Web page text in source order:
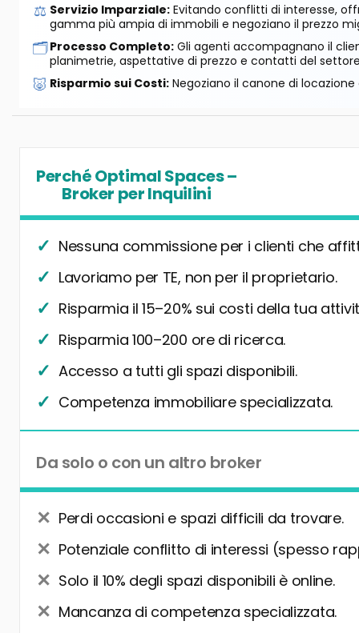
⚖️ Servizio Imparziale: Evitando conflitti di interesse,
gamma più ampia di immobili e negoziano il prezzo
🗂️Processo Completo: Gli agenti accompagnano il
planimetrie, aspettative di prezzo e contatti del
🐷 Risparmio sui Costi: Negoziano il canone di
Perché Optimal Spaces –
Broker per Inquilini
Nessuna commissione per i clienti che
Lavoriamo per TE, non per il proprietario.
Risparmia il 15–20% sui costi della tua
Risparmia 100–200 ore di ricerca.
Accesso a tutti gli spazi disponibili.
Competenza immobiliare specializzata.
Da solo o con un altro broker
Perdi occasioni e spazi difficili da trovare.
Potenziale conflitto di interessi (spesso
Solo il 10% degli spazi disponibili è online.
Mancanza di competenza specializzata.